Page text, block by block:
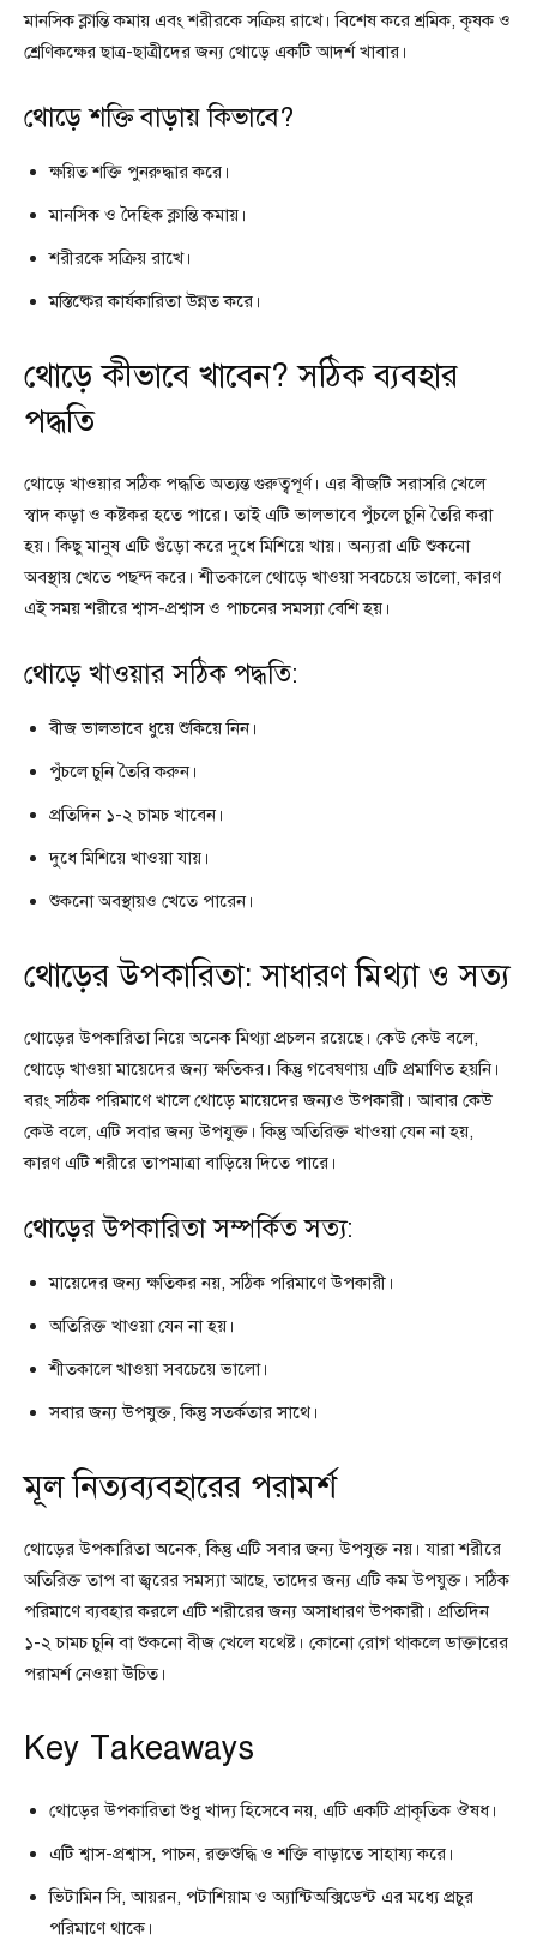
মানসিক ক্লান্তি কমায় এবং শরীরকে সক্রিয় রাখে। বিশেষ করে শ্রমিক, কৃষক ও
শ্রেণিকক্ষের ছাত্র-ছাত্রীদের জন্য থোড়ে একটি আদর্শ খাবার।
থোড়ে শক্তি বাড়ায় কিভাবে?
ক্ষয়িত শক্তি পুনরুদ্ধার করে।
মানসিক ও দৈহিক ক্লান্তি কমায়।
শরীরকে সক্রিয় রাখে।
মস্তিষ্কের কার্যকারিতা উন্নত করে।
থোড়ে কীভাবে খাবেন? সঠিক ব্যবহার
পদ্ধতি
থোড়ে খাওয়ার সঠিক পদ্ধতি অত্যন্ত গুরুত্বপূর্ণ। এর বীজটি সরাসরি খেলে
স্বাদ কড়া ও কষ্টকর হতে পারে। তাই এটি ভালভাবে পুঁচলে চুনি তৈরি করা
হয়। কিছু মানুষ এটি গুঁড়ো করে দুধে মিশিয়ে খায়। অন্যরা এটি শুকনো
অবস্থায় খেতে পছন্দ করে। শীতকালে থোড়ে খাওয়া সবচেয়ে ভালো, কারণ
এই সময় শরীরে শ্বাস-প্রশ্বাস ও পাচনের সমস্যা বেশি হয়।
থোড়ে খাওয়ার সঠিক পদ্ধতি:
বীজ ভালভাবে ধুয়ে শুকিয়ে নিন।
পুঁচলে চুনি তৈরি করুন।
প্রতিদিন ১-২ চামচ খাবেন।
দুধে মিশিয়ে খাওয়া যায়।
শুকনো অবস্থায়ও খেতে পারেন।
থোড়ের উপকারিতা: সাধারণ মিথ্যা ও সত্য
থোড়ের উপকারিতা নিয়ে অনেক মিথ্যা প্রচলন রয়েছে। কেউ কেউ বলে,
থোড়ে খাওয়া মায়েদের জন্য ক্ষতিকর। কিন্তু গবেষণায় এটি প্রমাণিত হয়নি।
বরং সঠিক পরিমাণে খালে থোড়ে মায়েদের জন্যও উপকারী। আবার কেউ
কেউ বলে, এটি সবার জন্য উপযুক্ত। কিন্তু অতিরিক্ত খাওয়া যেন না হয়,
কারণ এটি শরীরে তাপমাত্রা বাড়িয়ে দিতে পারে।
থোড়ের উপকারিতা সম্পর্কিত সত্য:
মায়েদের জন্য ক্ষতিকর নয়, সঠিক পরিমাণে উপকারী।
অতিরিক্ত খাওয়া যেন না হয়।
শীতকালে খাওয়া সবচেয়ে ভালো।
সবার জন্য উপযুক্ত, কিন্তু সতর্কতার সাথে।
মূল নিত্যব্যবহারের পরামর্শ
থোড়ের উপকারিতা অনেক, কিন্তু এটি সবার জন্য উপযুক্ত নয়। যারা শরীরে
অতিরিক্ত তাপ বা জ্বরের সমস্যা আছে, তাদের জন্য এটি কম উপযুক্ত। সঠিক
পরিমাণে ব্যবহার করলে এটি শরীরের জন্য অসাধারণ উপকারী। প্রতিদিন
১-২ চামচ চুনি বা শুকনো বীজ খেলে যথেষ্ট। কোনো রোগ থাকলে ডাক্তারের
পরামর্শ নেওয়া উচিত।
Key Takeaways
থোড়ের উপকারিতা শুধু খাদ্য হিসেবে নয়, এটি একটি প্রাকৃতিক ঔষধ।
এটি শ্বাস-প্রশ্বাস, পাচন, রক্তশুদ্ধি ও শক্তি বাড়াতে সাহায্য করে।
ভিটামিন সি, আয়রন, পটাশিয়াম ও অ্যান্টিঅক্সিডেন্ট এর মধ্যে প্রচুর
পরিমাণে থাকে।